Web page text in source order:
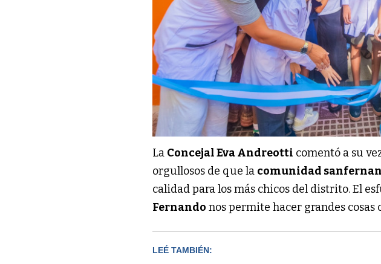
La Concejal Eva Andreotti comentó a su
orgullosos de que la comunidad
calidad para los más chicos del distrito. El
Fernando nos permite hacer grandes cosas
LEÉ TAMBIÉN: